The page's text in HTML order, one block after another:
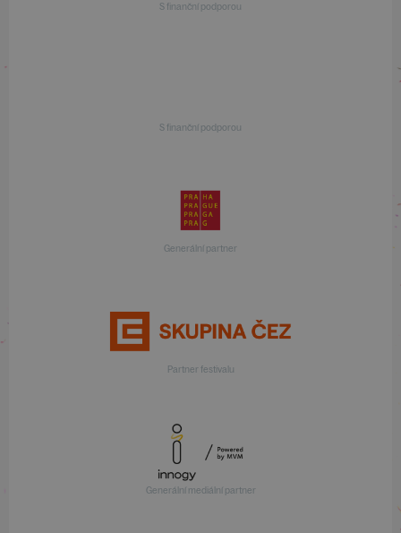
S finanční podporou
S finanční podporou
Generální partner
Partner festivalu
Generální mediální partner